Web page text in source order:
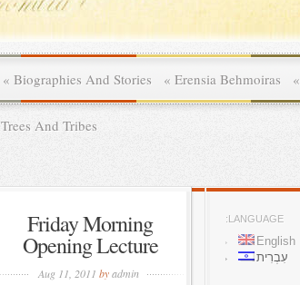
Biographies And Stories
» Erensia Behmoiras
» »
Trees And Tribes
Friday Morning
Opening Lecture
Aug 11, 2011 by admin
LANGUAGE:
English
עִבְרִית